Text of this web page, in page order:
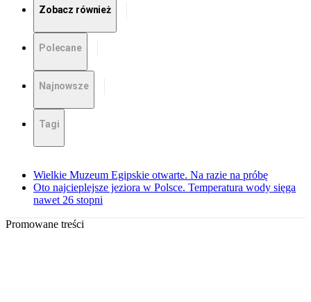
Zobacz również
Polecane
Najnowsze
Tagi
Wielkie Muzeum Egipskie otwarte. Na razie na próbę
Oto najcieplejsze jeziora w Polsce. Temperatura wody sięga
nawet 26 stopni
Promowane treści